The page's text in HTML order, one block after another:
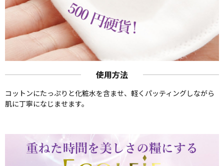
使用方法
コットンにたっぷりと化粧水を含ませ、軽くパッティングしながら
肌に丁寧になじませます。